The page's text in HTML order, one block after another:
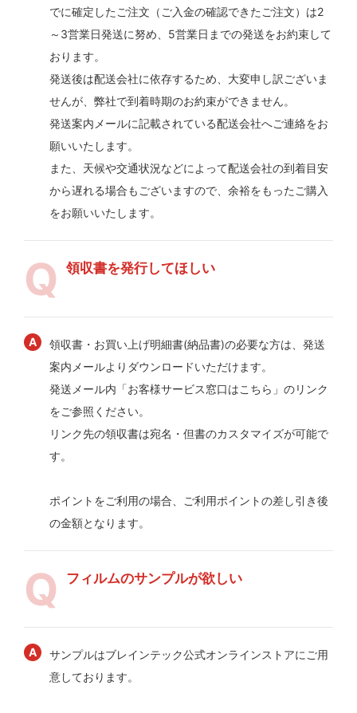
でに確定したご注文（ご入金の確認できたご注文）は2
～3営業日発送に努め、5営業日までの発送をお約束して
おります。
発送後は配送会社に依存するため、大変申し訳ございま
せんが、弊社で到着時期のお約束ができません。
発送案内メールに記載されている配送会社へご連絡をお
願いいたします。
また、天候や交通状況などによって配送会社の到着目安
から遅れる場合もございますので、余裕をもったご購入
をお願いいたします。
領収書を発行してほしい
領収書・お買い上げ明細書(納品書)の必要な方は、発送
案内メールよりダウンロードいただけます。
発送メール内「お客様サービス窓口はこちら」のリンク
をご参照ください。
リンク先の領収書は宛名・但書のカスタマイズが可能で
す。
ポイントをご利用の場合、ご利用ポイントの差し引き後
の金額となります。
フィルムのサンプルが欲しい
サンプルはブレインテック公式オンラインストアにご用
意しております。